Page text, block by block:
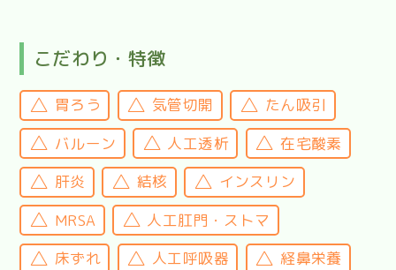
こだわり・特徴
胃ろう 気管切開
たん吸引
バルーン
人工透析
在宅酸素
肝炎
結核
インスリン
MRSA
人工肛門・ストマ
床ずれ
人工呼吸器
経鼻栄養